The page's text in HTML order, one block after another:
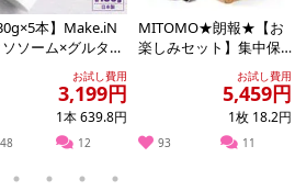
本】Make.iN
ソーム×グルタチ
どろ×泡洗顔お試し費用
3,199円
1本 639.8円
12
MITOMO★朗報★【お
楽しみセット】集中保
湿マスクパック100枚増
お試し費用
5,459円
1枚 18.2円
93 11
2 3 4 5